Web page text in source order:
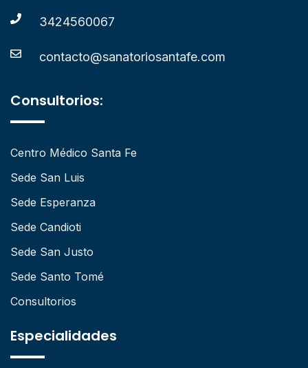
3424560067
contacto@sanatoriosantafe.com
Consultorios:
Centro Médico Santa Fe
Sede San Luis
Sede Esperanza
Sede Candioti
Sede San Justo
Sede Santo Tomé
Consultorios
Especialidades